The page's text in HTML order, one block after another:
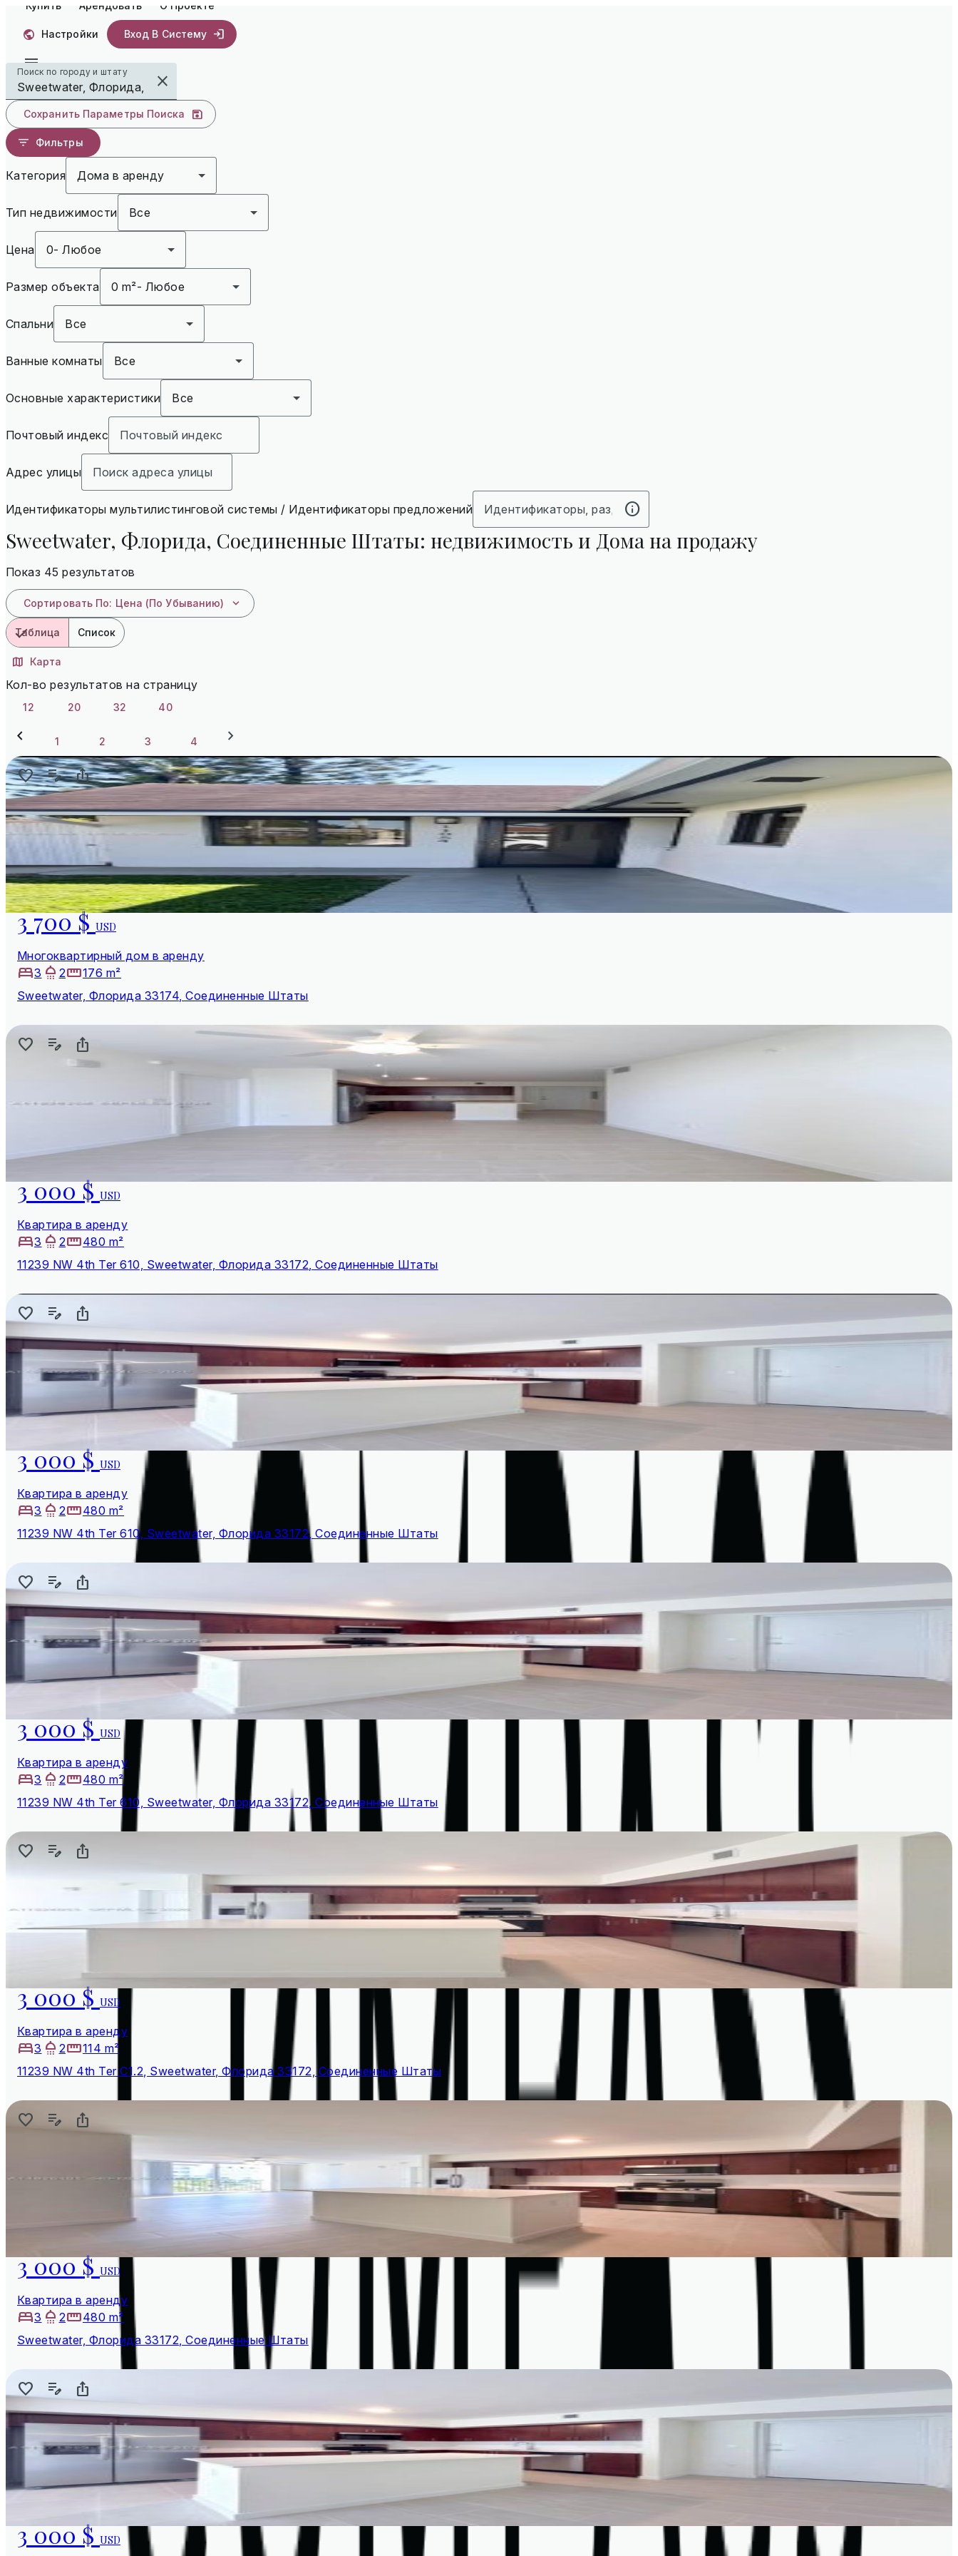
Купить Арендовать О Проекте
Настройки Вход В Систему
Поиск по городу и штату
Сохранить Параметры Поиска
Фильтры
Категория Дома в аренду
Тип недвижимости Все
Цена 0- Любое
Размер объекта 0 m²- Любое
Спальни Все
Ванные комнаты Все
Основные характеристики Все
Почтовый индекс
Адрес улицы
Идентификаторы мультилистинговой системы / Идентификаторы предложений
Sweetwater, Флорида, Соединенные Штаты: недвижимость и Дома на продажу
Показ 45 результатов
Сортировать По: Цена (по Убыванию)
Таблица Список
Карта
Кол-во результатов на страницу
12 20 32 40
1 2 3 4
3 700 $USD
Многоквартирный дом в аренду
3
2
176 m²
Sweetwater, Флорида 33174, Соединенные Штаты
3 000 $USD
Квартира в аренду
3
2
480 m²
11239 NW 4th Ter 610, Sweetwater, Флорида 33172, Соединенные Штаты
3 000 $USD
Квартира в аренду
3
2
480 m²
11239 NW 4th Ter 610, Sweetwater, Флорида 33172, Соединенные Штаты
3 000 $USD
Квартира в аренду
3
2
480 m²
11239 NW 4th Ter 610, Sweetwater, Флорида 33172, Соединенные Штаты
3 000 $USD
Квартира в аренду
3
2
114 m²
11239 NW 4th Ter C1.2, Sweetwater, Флорида 33172, Соединенные Штаты
3 000 $USD
Квартира в аренду
3
2
480 m²
Sweetwater, Флорида 33172, Соединенные Штаты
3 000 $USD